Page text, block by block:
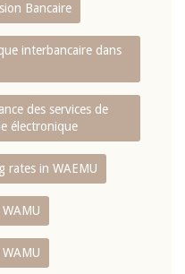
Bancaire
interbancaire dans
des services de
électronique
rates in WAEMU